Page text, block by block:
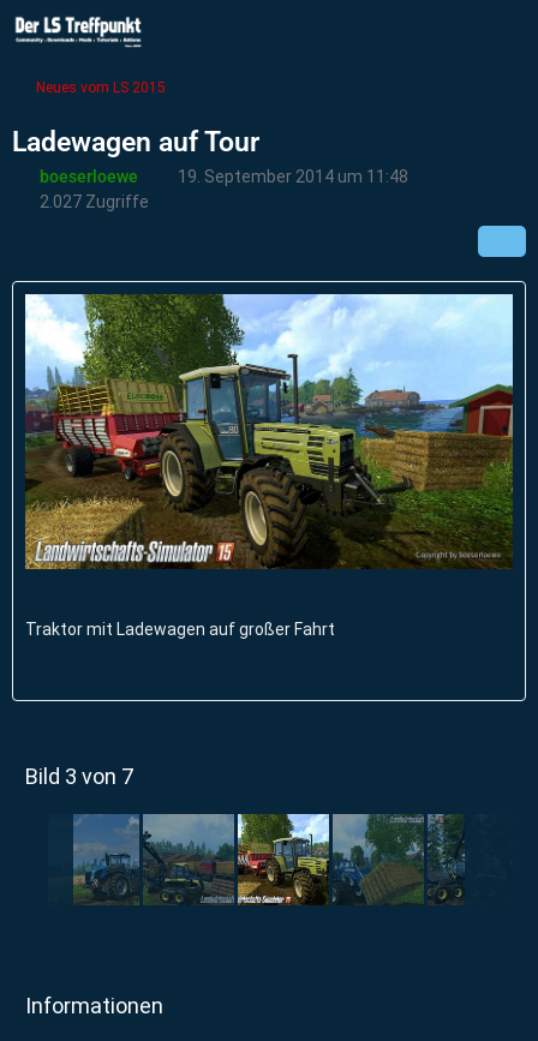
Neues vom LS 2015
Ladewagen auf Tour
boeserloewe
19. September 2014 um 11:48
2.027 Zugriffe
Traktor mit Ladewagen auf großer Fahrt
Bild 3 von 7
Informationen